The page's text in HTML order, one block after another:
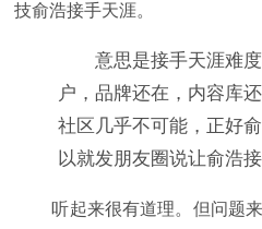
技俞浩接手天涯。
意思是接手天涯难
户，品牌还在，内容库
社区几乎不可能，正好
以就发朋友圈说让俞浩接
听起来很有道理。但问题